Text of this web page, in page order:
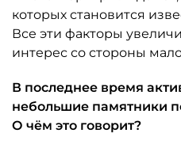
которых становится
Все эти факторы
интерес со стороны
В последнее время
небольшие памятники
О чём это говорит?